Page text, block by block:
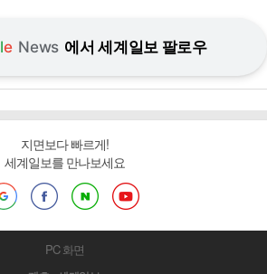
le News 에서 세계일보 팔로우
지면보다 빠르게!
세계일보를 만나보세요
PC 화면